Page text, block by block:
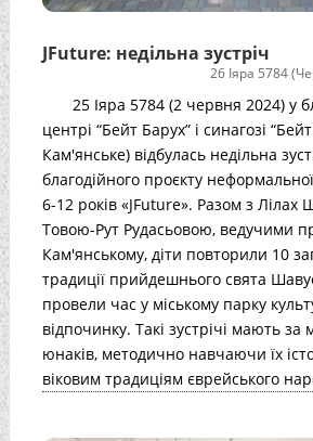
JFuture: недільна зустріч
26 Іяра 5784
25 Іяра 5784 (2 червня 2024) у
центрі “Бейт Барух” і синагозі
Кам'янське) відбулась недільна
благодійного проєкту
6-12 років «JFuture». Разом з Лілах
Товою-Рут Рудасьовою, ведучими
Кам'янському, діти повторили 10
традиції прийдешнього свята
провели час у міському парку
відпочинку. Такі зустрічі мають за
юнаків, методично навчаючи їх
віковим традиціям єврейського